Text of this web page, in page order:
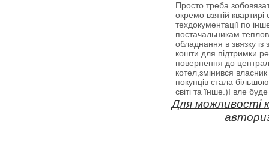
Просто треба
окремо взятій
техдокументації по
постачальникам
обладнання в звязку
кошти для підтримки
повернення до
котел,змінився
покупців стала
світі та їнше.)І вле
Для можливості